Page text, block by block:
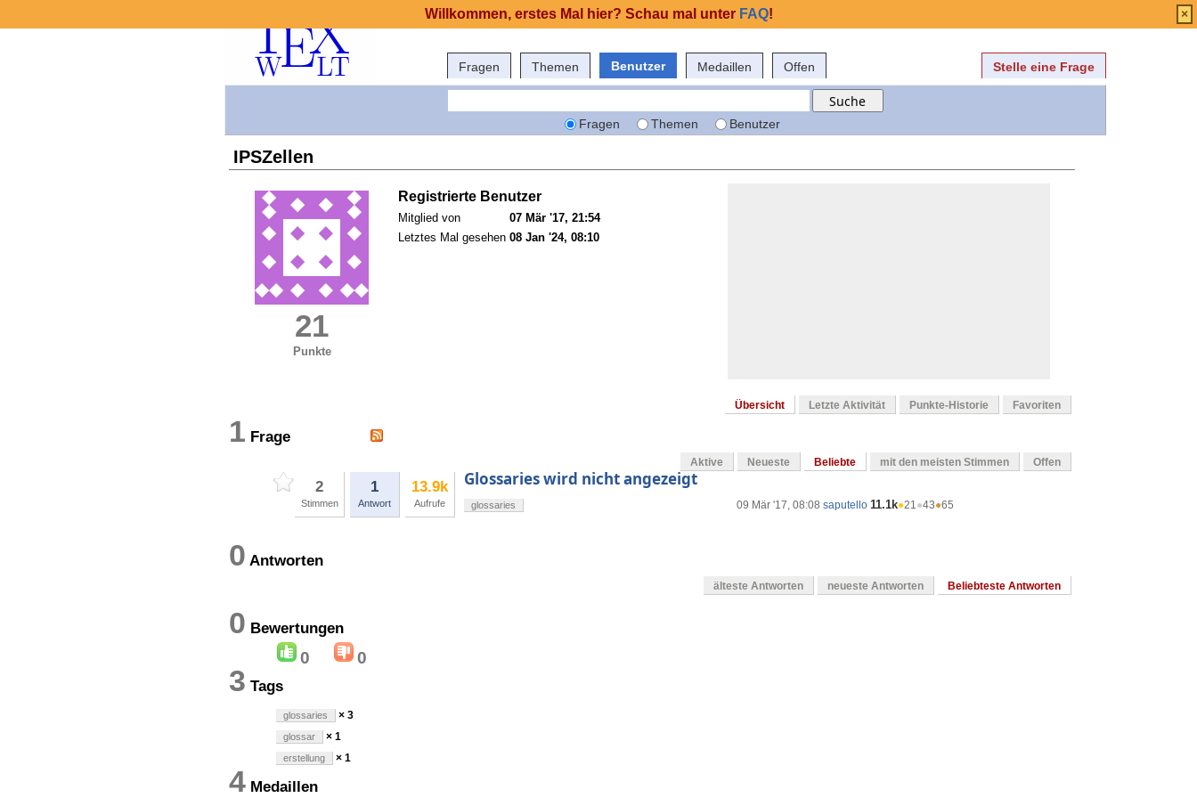
Fragen Themen Benutzer Medaillen Offen Stelle eine Frage
Fragen Themen Benutzer
IPSZellen
21
Punkte
Registrierte Benutzer
Mitglied von
07 Mär '17, 21:54
Letztes Mal gesehen 08 Jan '24, 08:10
Übersicht Letzte Aktivität Punkte-Historie Favoriten
1 Frage
Aktive Neueste Beliebte mit den meisten Stimmen Offen
2
Stimmen
1
Antwort
13.9k
Aufrufe
Glossaries wird nicht angezeigt
09 Mär '17, 08:08 saputello 11.1k●21●43●65
glossaries
0 Antworten
älteste Antworten neueste Antworten Beliebteste Antworten
0 Bewertungen
0 0
3 Tags
glossaries × 3
glossar × 1
erstellung × 1
4 Medaillen
Willkommen, erstes Mal hier? Schau mal unter FAQ! ×